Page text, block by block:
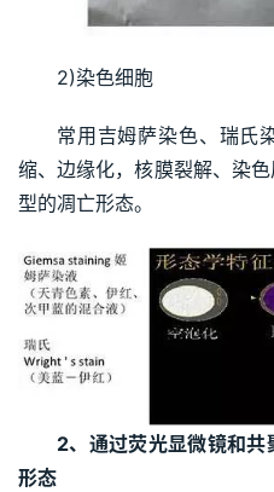
2)染色细胞
常用吉姆萨染色、瑞氏
缩、边缘化，核膜裂解、染
型的凋亡形态。
2、通过荧光显微镜和
形态